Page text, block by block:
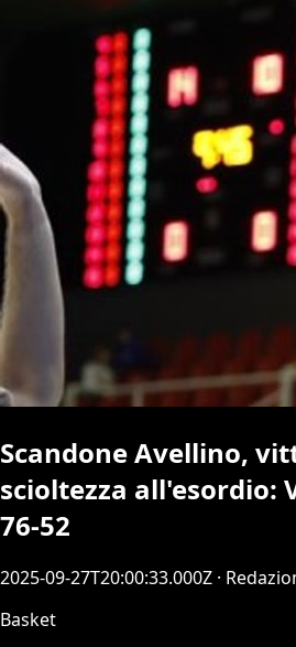
Scandone Avellino,
scioltezza all'esordio:
76-52
2025-09-27T20:00:33.000Z ·
Basket